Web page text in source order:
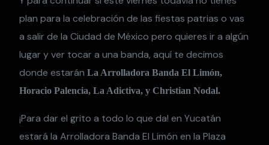
plan para la celebración de las fiestas patrias o vas
a salir de la Ciudad de México pero quieres ir a algún
lugar y ver tocar a una banda, aquí te decimos
donde estaránLa Arrolladora Banda El Limón,
Horacio Palencia, La Adictiva, y Christian Nodal.
¡Para dar el grito a todo lo que da! en Yucatán
estará la Arrolladora Banda El Limón en la Plaza